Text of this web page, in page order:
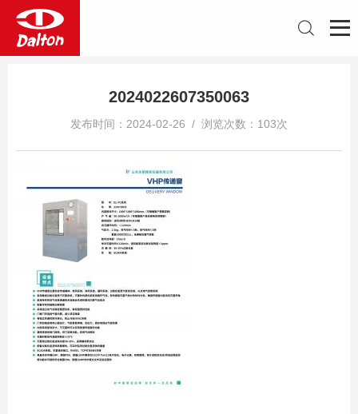
2024022607350063
发布时间：2024-02-26 / 浏览次数：103次